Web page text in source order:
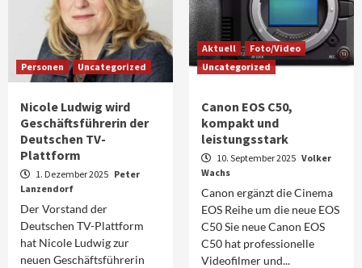
Personen Uncategorized
Nicole Ludwig wird
Geschäftsführerin der
Deutschen TV-
Plattform
1. Dezember 2025 Peter
Lanzendorf
Der Vorstand der
Deutschen TV-Plattform
hat Nicole Ludwig zur
neuen Geschäftsführerin
Aktuell
Foto/Video
Uncategorized
Canon EOS C50,
kompakt und
leistungsstark
10. September 2025 Volker
Wachs
Canon ergänzt die Cinema
EOS Reihe um die neue EOS
C50 Sie neue Canon EOS
C50 hat professionelle
Videofilmer und...